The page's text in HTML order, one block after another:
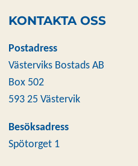
KONTAKTA OSS
Postadress
Västerviks Bostads AB
Box 502
593 25 Västervik
Besöksadress
Spötorget 1